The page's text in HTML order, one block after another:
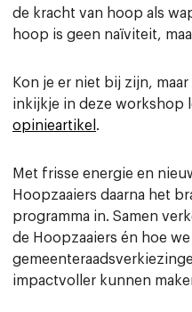
de kracht van hoop als
hoop is geen naïviteit,
Kon je er niet bij zijn,
inkijkje in deze workshop
opinieartikel .
Met frisse energie en
Hoopzaaiers daarna het
programma in. Samen
de Hoopzaaiers én hoe
impactvoller kunnen